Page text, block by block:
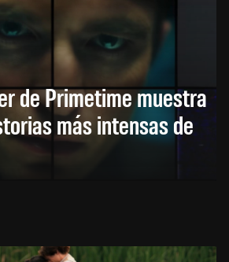
de Primetime muestra
más intensas de